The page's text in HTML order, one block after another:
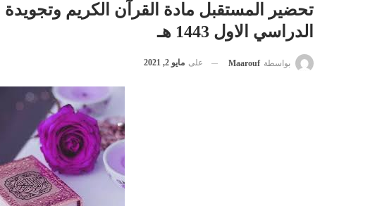
تحضير المستقبل مادة القرآن الكريم
الدراسي الاول 1443 هـ
بواسطة Maarouf على مايو 2, 2021